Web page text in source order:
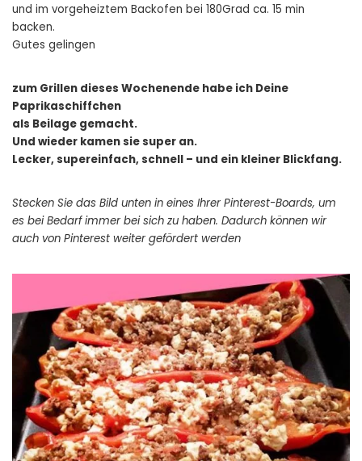
und im vorgeheiztem Backofen bei 180Grad ca. 15 min
backen.
Gutes gelingen
zum Grillen dieses Wochenende habe ich Deine
Paprikaschiffchen
als Beilage gemacht.
Und wieder kamen sie super an.
Lecker, supereinfach, schnell – und ein kleiner Blickfang.
Stecken Sie das Bild unten in eines Ihrer Pinterest-Boards, um
es bei Bedarf immer bei sich zu haben. Dadurch können wir
auch von Pinterest weiter gefördert werden